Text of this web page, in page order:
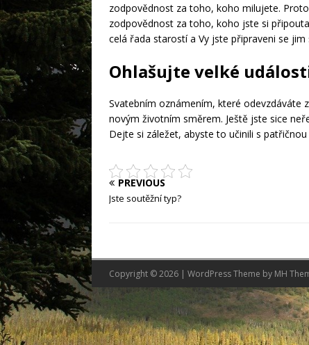
zodpovědnost za toho, koho milujete.
zodpovědnost za toho, koho jste si
celá řada starostí a Vy jste připraveni se
Ohlašujte velké
Svatebním oznámením, které odevzdáváte
novým životním směrem. Ještě jste sice
Dejte si záležet, abyste to učinili s
PREVIOUS
Jste soutěžní typ?
Copyright © 2026 | WordPress Theme by MH